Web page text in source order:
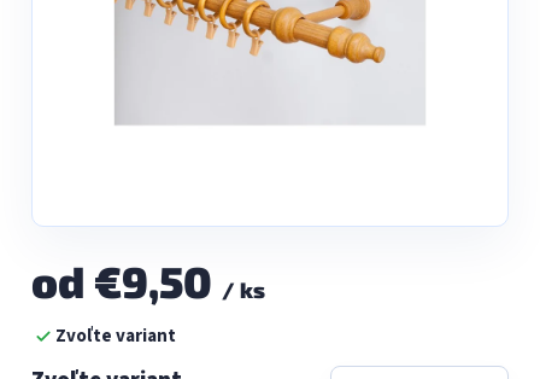
od €9,50 / ks
Jednotková
cena:Zvoľte variant